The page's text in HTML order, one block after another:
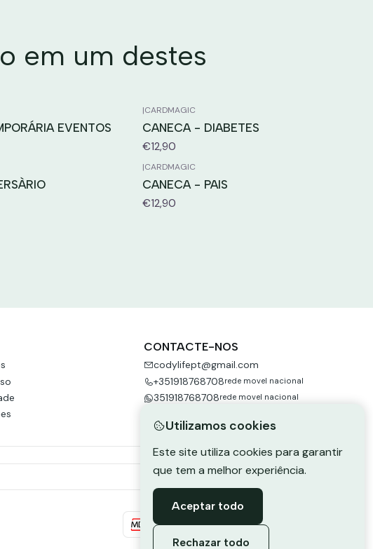
em um destes
EVENTOS
|CARDMAGIC
CANECA - DIABETES
€12,90
|CARDMAGIC
CANECA - PAIS
€12,90
CONTACTE-NOS
codylifept@gmail.com
+351918768708rede movel nacional
351918768708rede movel nacional
Utilizamos cookies
Este site utiliza cookies para garantir
que tem a melhor experiência.
Aceptar todo
Rechazar todo